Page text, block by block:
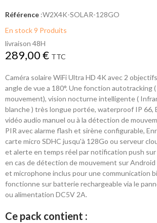
Référence :W2X4K-SOLAR-128GO
En stock9 Produits
livraison 48H
289,00 € TTC
Caméra solaire WiFi Ultra HD 4K avec 2
angle de vue a 180°. Une fonction autotracking
mouvement), vision nocturne intelligente (
blanche ) très longue portée, waterproof IP 66,
vidéo audio manuel ou à la détection de
PIR avec alarme flash et sirène configurable,
carte micro SDHC jusqu'à 128Go ou serveur
et alerte en temps réel par notification push
en cas de détection de mouvement sur
et microphone inclus pour une communication
fonctionne sur batterie rechargeable via le
ou alimentation DC5V 2A.
Ce pack contient :